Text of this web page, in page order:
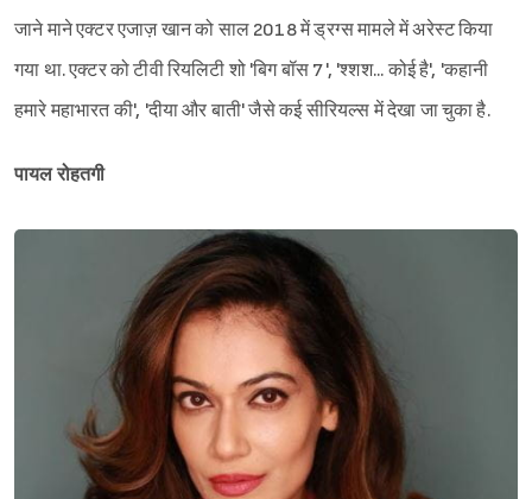
Sign in
जाने माने एक्टर एजाज़ खान को साल 2018 में ड्रग्स मामले में अरेस्ट किया
गया था. एक्टर को टीवी रियलिटी शो 'बिग बॉस 7', 'श्शश... कोई है', 'कहानी
हमारे महाभारत की', 'दीया और बाती' जैसे कई सीरियल्स में देखा जा चुका है.
पायल रोहतगी